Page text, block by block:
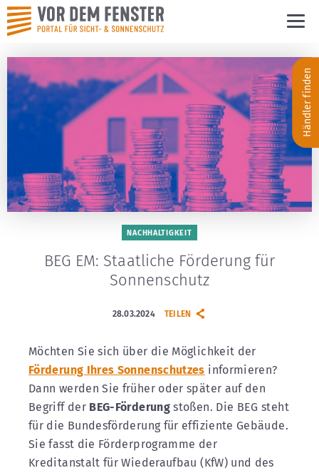
Händler finden
NACHHALTIGKEIT
BEG EM: Staatliche Förderung für
Sonnenschutz
28.03.2024 TEILEN
Möchten Sie sich über die Möglichkeit der
Förderung Ihres Sonnenschutzes informieren?
Dann werden Sie früher oder später auf den
Begriff der BEG-Förderung stoßen. Die BEG steht
für die Bundesförderung für effiziente Gebäude.
Sie fasst die Förderprogramme der
Kreditanstalt für Wiederaufbau (KfW) und des